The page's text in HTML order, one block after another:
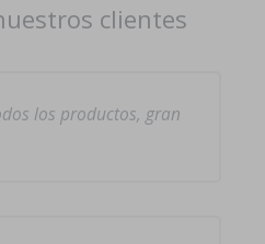
clientes
los productos, gran